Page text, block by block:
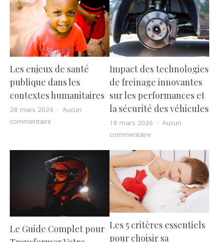
Les enjeux de santé
publique dans les
contextes humanitaires
28 mars 2024
Aucun
commentaire sur Les enjeux de santé publique dans les contextes
Impact des technologies
de freinage innovantes
sur les performances et
la sécurité des véhicules
18 mars 2026
Aucun
commentaire
Le Guide Complet pour Les 5 critères essentiels
pour choisir sa